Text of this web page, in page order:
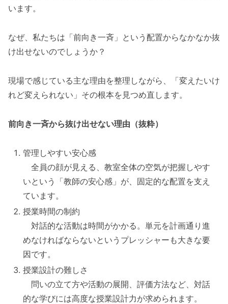
います。
なぜ、私たちは「前向き一斉」という配置からなかなか抜
け出せないのでしょうか？
現場で感じている主な理由を整理しながら、「変えたいけ
れど変えられない」その根本を見つめ直します。
前向き一斉から抜け出せない理由（抜粋）
管理しやすい安心感
全員の顔が見える、教室全体の空気が把握しやす
いという「教師の安心感」が、固定的な配置を支え
ています。
授業時間の制約
対話的な活動は時間がかかる。単元を計画通り進
めなければならないというプレッシャーも大きな要
因です。
授業設計の難しさ
問いの立て方や活動の展開、評価方法など、対話
的な学びには高度な授業設計力が求められます。